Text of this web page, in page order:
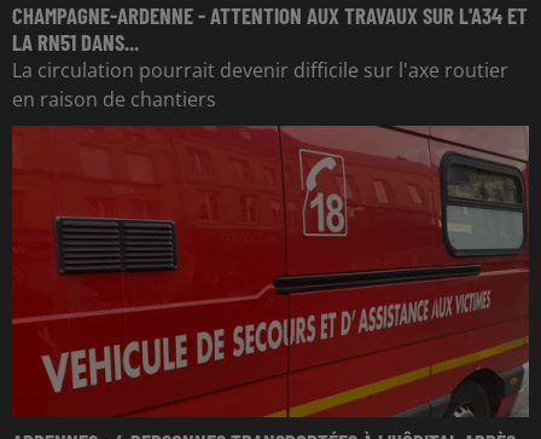
CHAMPAGNE-ARDENNE - ATTENTION AUX TRAVAUX SUR L'A34 ET
LA RN51 DANS...
La circulation pourrait devenir difficile sur l'axe routier
en raison de chantiers